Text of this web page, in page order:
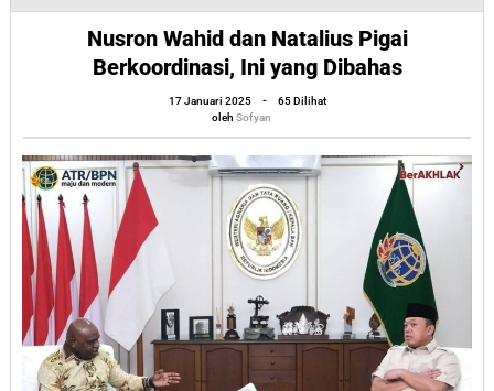
Wahid
dan
Natalius
Berkoordinasi,
Ini
yang
Dibahas
Nusron Wahid dan Natalius Pigai
Berkoordinasi, Ini yang Dibahas
17 Januari 2025
oleh
Sofyan
-
65 Dilihat
oleh Sofyan